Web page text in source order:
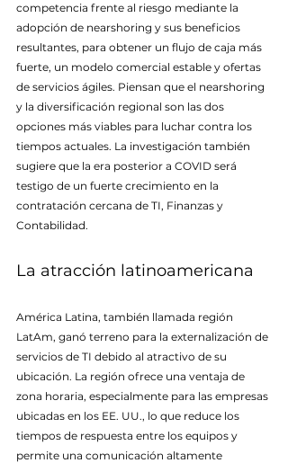
competencia frente al riesgo mediante la
adopción de nearshoring y sus beneficios
resultantes, para obtener un flujo de caja más
fuerte, un modelo comercial estable y ofertas
de servicios ágiles. Piensan que el nearshoring
y la diversificación regional son las dos
opciones más viables para luchar contra los
tiempos actuales. La investigación también
sugiere que la era posterior a COVID será
testigo de un fuerte crecimiento en la
contratación cercana de TI, Finanzas y
Contabilidad.
La atracción latinoamericana
América Latina, también llamada región
LatAm, ganó terreno para la externalización de
servicios de TI debido al atractivo de su
ubicación. La región ofrece una ventaja de
zona horaria, especialmente para las empresas
ubicadas en los EE. UU., lo que reduce los
tiempos de respuesta entre los equipos y
permite una comunicación altamente